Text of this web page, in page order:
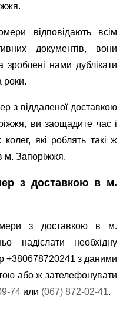
відповідають всім
документів, вони
нами дублікати
роки.
з віддаленої доставкою
ви заощадите час і
які роблять такі ж
м. Запоріжжя.
з доставкою в м.
з доставкою в м.
надіслати необхідну
+380678720241 з даними
або ж зателефонувати
74 или (067) 872-02-41.